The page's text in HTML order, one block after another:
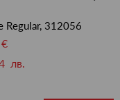
Regular, 312056
лв.